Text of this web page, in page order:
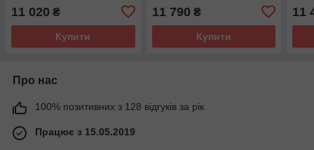
11 020 ₴
Купити
11 790 ₴
Купити
11
Про нас
100% позитивних з 128 відгуків за рік
Працює з 15.05.2019